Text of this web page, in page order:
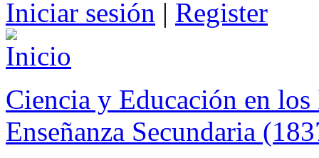
Iniciar sesión | Register
Ciencia y Educación en
Enseñanza Secundaria